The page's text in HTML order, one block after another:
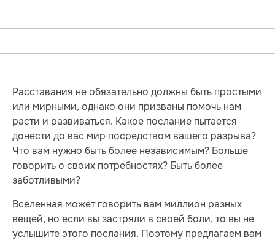
Расставания не обязательно должны быть простыми
или мирными, однако они призваны помочь нам
расти и развиваться. Какое послание пытается
донести до вас мир посредством вашего разрыва?
Что вам нужно быть более независимым? Больше
говорить о своих потребностях? Быть более
заботливыми?
Вселенная может говорить вам миллион разных
вещей, но если вы застряли в своей боли, то вы не
услышите этого послания. Поэтому предлагаем вам